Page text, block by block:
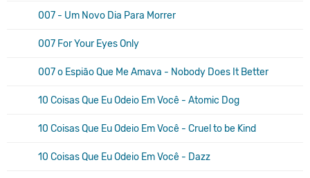
007 - Um Novo Dia Para Morrer
007 For Your Eyes Only
007 o Espião Que Me Amava - Nobody Does It Better
10 Coisas Que Eu Odeio Em Você - Atomic Dog
10 Coisas Que Eu Odeio Em Você - Cruel to be Kind
10 Coisas Que Eu Odeio Em Você - Dazz